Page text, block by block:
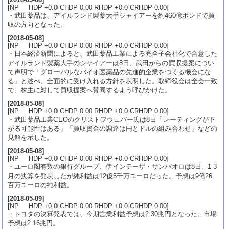
[NP HDP +0.0 CHDP 0.00 RHDP +0.0 CRHDP 0.00]
・武田薬品は、アイルランド製薬大手シャイアーを約460億ポンドで買
収の方向となった。
[2018-05-08]
[NP HDP +0.0 CHDP 0.00 RHDP +0.0 CRHDP 0.00]
・日本経済新聞によると、武田薬品工業による完全子会社化で合意した
アイルランド製薬大手のシャイアーは8日、武田からの買収提案につい
て声明で「グローバルなバイオ医薬品の先進的企業をつくる機会にな
る」と述べ、全面的に受け入れる方針を表明した。取締役会は全会一致
で、株主に対して買収提案へ賛同するよう呼びかけた。
[2018-05-08]
[NP HDP +0.0 CHDP 0.00 RHDP +0.0 CRHDP 0.00]
・武田薬品工業CEOのクリストフウェバー氏は8日「レーティングが下
がる可能性はある」「買収資金の調達は円とドルの組み合わせ」などの
見解を示した。
[2018-05-08]
[NP HDP +0.0 CHDP 0.00 RHDP +0.0 CRHDP 0.00]
・ユーロ圏有数の銀行グループ、伊インテーザ・サンパオロは8日、1-3
月の決算を発表したが純利益は12億5千万ユーロだった。予想は9億26
百万ユーロの純利益。
[2018-05-09]
[NP HDP +0.0 CHDP 0.00 RHDP +0.0 CRHDP 0.00]
・トヨタの決算発表では、今期営業利益予想は2.30兆円となった。市場
予想は2.16兆円。